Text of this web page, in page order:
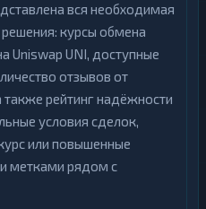
вся необходимая
курсы обмена
Uniswap UNI, доступные
отзывов от
также рейтинг надёжности
условия сделок,
или повышенные
метками рядом с